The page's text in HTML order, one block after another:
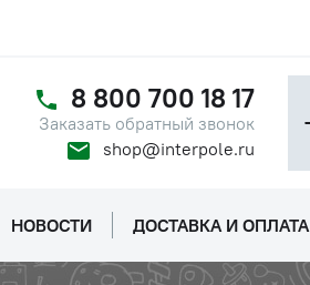
8 800 700 18 17
Заказать обратный звонок
shop@interpole.ru
НОВОСТИ ДОСТАВКА И ОПЛАТА